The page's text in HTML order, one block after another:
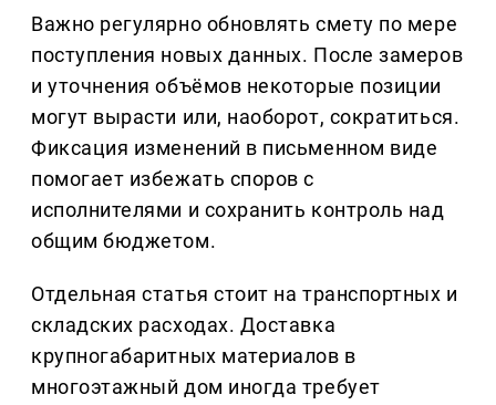
Важно регулярно обновлять смету по мере
поступления новых данных. После замеров
и уточнения объёмов некоторые позиции
могут вырасти или, наоборот, сократиться.
Фиксация изменений в письменном виде
помогает избежать споров с
исполнителями и сохранить контроль над
общим бюджетом.
Отдельная статья стоит на транспортных и
складских расходах. Доставка
крупногабаритных материалов в
многоэтажный дом иногда требует